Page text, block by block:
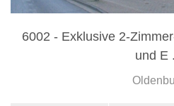
6002 - Exklusive 2-
und E